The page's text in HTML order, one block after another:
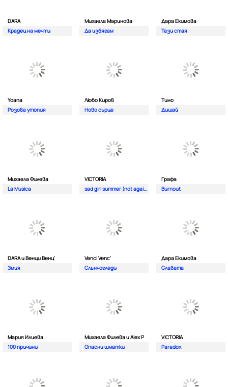
DARA
Крадец на мечти
Михаела Маринова
Да избягам
Дара Екимова
Тази стая
Yoana
Розова утопия
Любо Киров
Ново сърце
Тино
Дишай
Михаела Филева
La Musica
VICTORIA
sad girl summer (not again)
Графа
Burnout
DARA и Венци Венц'
Змия
Venci Venc'
Слънчогледи
Дара Екимова
Славата
Мария Илиева
100 причини
Михаела Филева и Alex P
Опасни шматки
VICTORIA
Paradox